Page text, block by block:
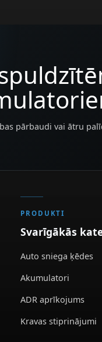
pārbaudi vai ātru
PRODUKTI
Svarīgākās
Auto sniega ķēdes
Akumulatori
ADR aprīkojums
Kravas stiprinājumi